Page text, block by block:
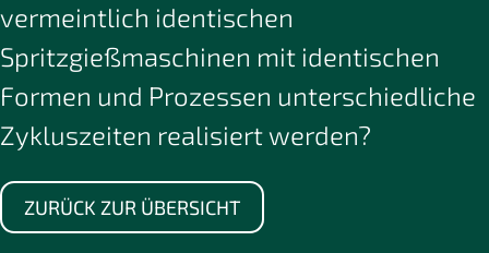
vermeintlich identischen
Spritzgießmaschinen mit identischen
Formen und Prozessen unterschiedliche
Zykluszeiten realisiert werden?
ZURÜCK ZUR ÜBERSICHT